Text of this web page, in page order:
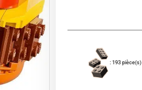
: 193 pièce(s)